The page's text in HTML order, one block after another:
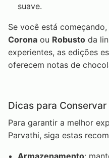
suave.
Se você está
Corona ou Robusto da
experientes, as edições
oferecem notas de
Dicas para
Para garantir a melhor
Parvathi, siga estas